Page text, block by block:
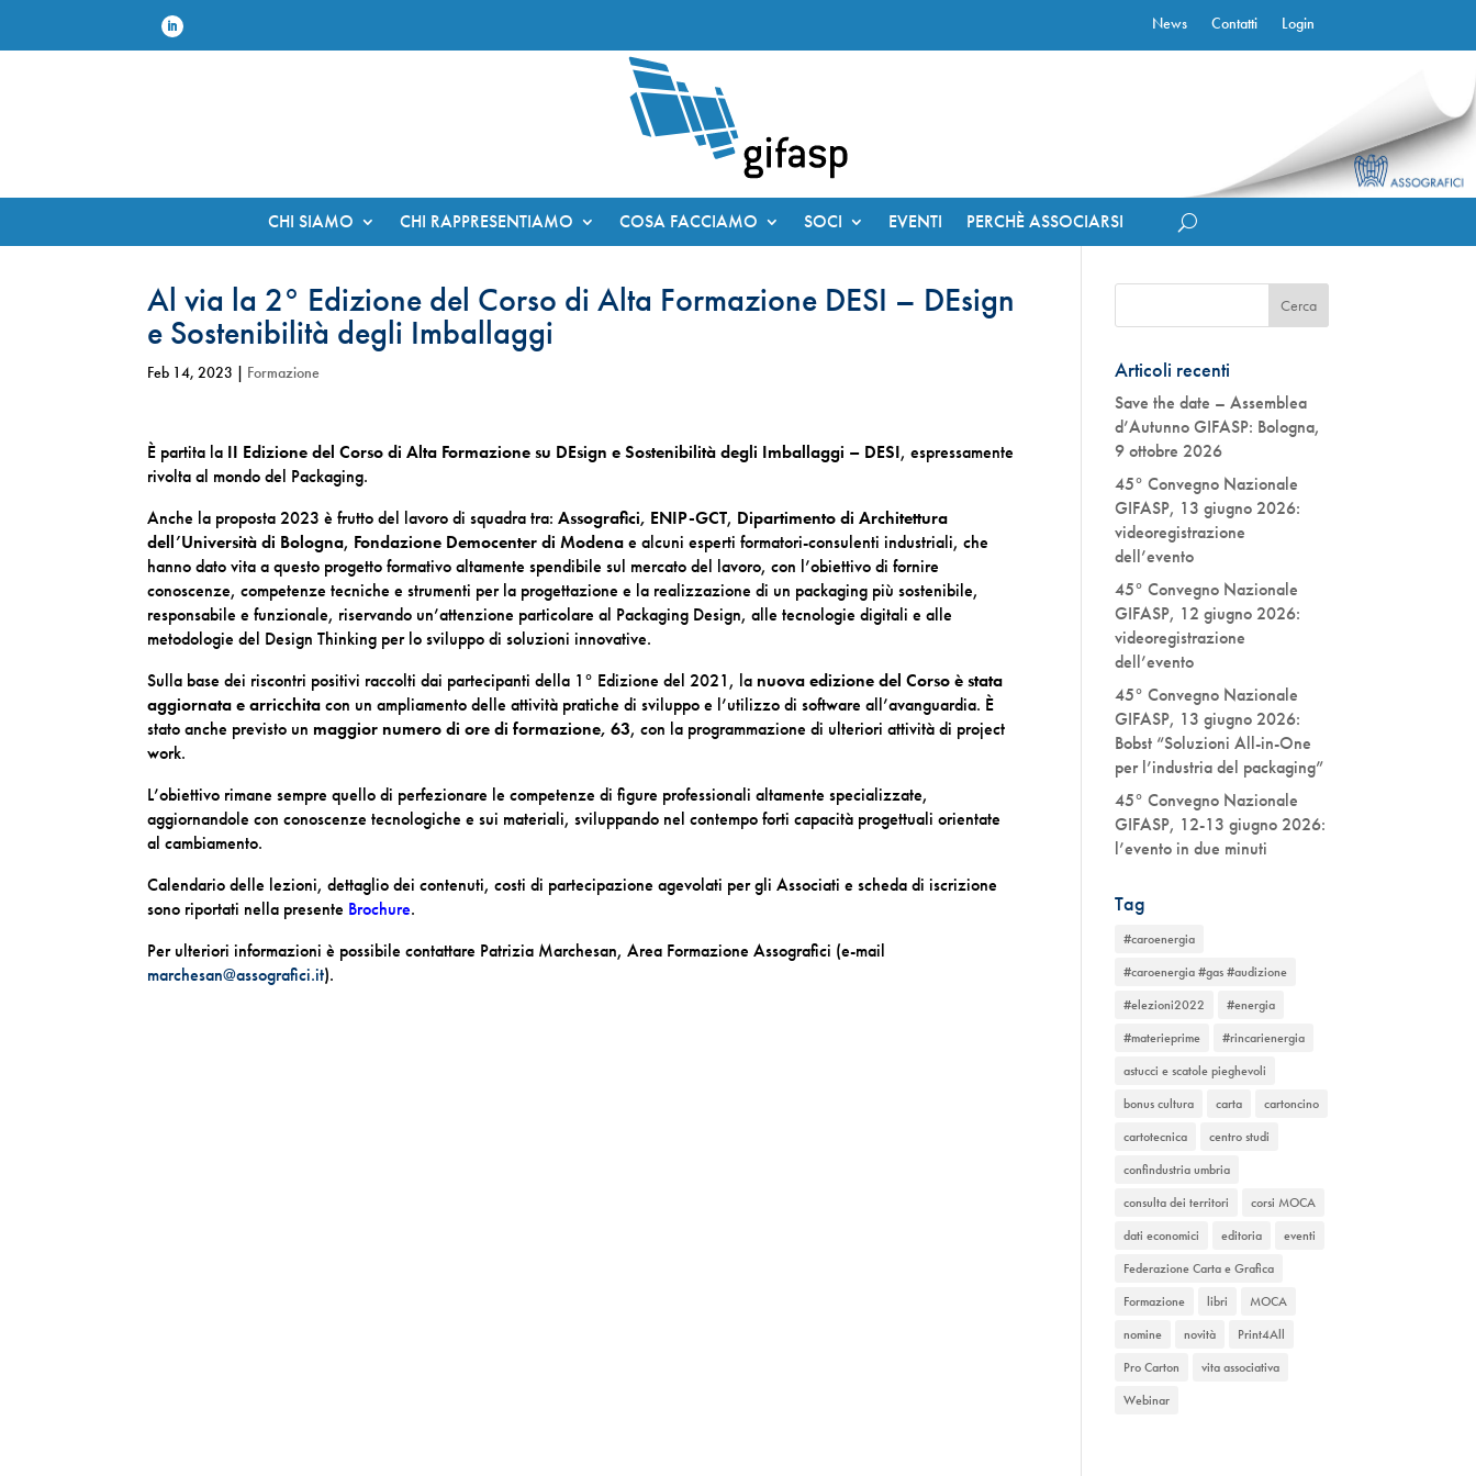
News Contatti Login
CHI SIAMO CHI RAPPRESENTIAMO COSA FACCIAMO SOCI EVENTI PERCHÈ ASSOCIARSI
Al via la 2° Edizione del Corso di Alta Formazione DESI – DEsign
e Sostenibilità degli Imballaggi
Feb 14, 2023 | Formazione
È partita la II Edizione del Corso di Alta Formazione su DEsign e Sostenibilità degli Imballaggi – DESI, espressamente
rivolta al mondo del Packaging.
Anche la proposta 2023 è frutto del lavoro di squadra tra:Assografici, ENIP-GCT, Dipartimento di Architettura
dell’Università di Bologna, Fondazione Democenter di Modenae alcuni esperti formatori-consulenti industriali, che
hanno dato vita a questo progetto formativo altamente spendibile sul mercato del lavoro, con l’obiettivo di fornire
conoscenze, competenze tecniche e strumenti per la progettazione e la realizzazione di un packaging più sostenibile,
responsabile e funzionale, riservando un’attenzione particolare al Packaging Design, alle tecnologie digitali e alle
metodologie del Design Thinking per lo sviluppo di soluzioni innovative.
Sulla base dei riscontri positivi raccolti dai partecipanti della 1° Edizione del 2021, la nuova edizione del Corso è stata
aggiornata e arricchitacon un ampliamento delle attività pratiche di sviluppo e l’utilizzo di software all’avanguardia. È
stato anche previsto un maggior numero di ore di formazione, 63, con la programmazione di ulteriori attività di project
work.
L’obiettivo rimane sempre quello di perfezionare le competenze di figure professionali altamente specializzate,
aggiornandole con conoscenze tecnologiche e sui materiali, sviluppando nel contempo forti capacità progettuali orientate
al cambiamento.
Calendario delle lezioni, dettaglio dei contenuti, costi di partecipazione agevolati per gli Associati e scheda di iscrizione
sono riportati nella presente Brochure.
Per ulteriori informazioni è possibile contattare Patrizia Marchesan, Area Formazione Assografici (e-mail
marchesan@assografici.it).
Articoli recenti
Save the date – Assemblea
d’Autunno GIFASP: Bologna,
9 ottobre 2026
45° Convegno Nazionale
GIFASP, 13 giugno 2026:
videoregistrazione
dell’evento
45° Convegno Nazionale
GIFASP, 12 giugno 2026:
videoregistrazione
dell’evento
45° Convegno Nazionale
GIFASP, 13 giugno 2026:
Bobst “Soluzioni All-in-One
per l’industria del packaging”
45° Convegno Nazionale
GIFASP, 12-13 giugno 2026:
l’evento in due minuti
Tag
#caroenergia
#caroenergia #gas #audizione
#elezioni2022
#energia
#materieprime
#rincarienergia
astucci e scatole pieghevoli
bonus cultura
carta
cartoncino
cartotecnica
centro studi
confindustria umbria
consulta dei territori
corsi MOCA
dati economici
editoria
eventi
Federazione Carta e Grafica
Formazione
libri
MOCA
nomine
novità
Print4All
Pro Carton
vita associativa
Webinar